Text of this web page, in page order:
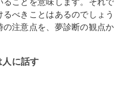
ことを意味します。それで
べきことはあるのでしょう
注意点を、夢診断の観点か
に話す